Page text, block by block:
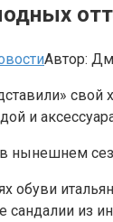
Автор:
и
нынешнем
обуви
сандалии из